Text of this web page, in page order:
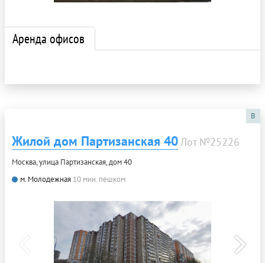
Аренда офисов
B
Жилой дом Партизанская 40Лот №25226
Москва, улица Партизанская, дом 40
м. Молодежная 10 мин. пешком